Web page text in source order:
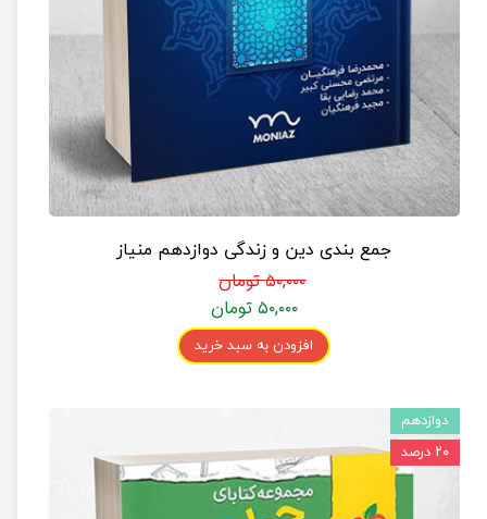
جمع بندی دین و زندگی دوازدهم منیاز
۵۰,۰۰۰ تومان
۵۰,۰۰۰ تومان
افزودن به سبد خرید
دوازدهم
۲۰ درصد